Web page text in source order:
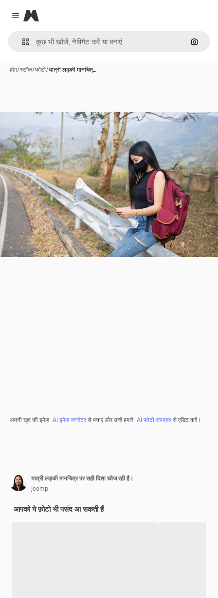
Close menu
Magnific
इमेज से
होम/स्टॉक/फोटो/यात्री लड़की मानचित्…
अपनी खुद की इमेज AI इमेज जनरेटरसे बनाएं और उन्हें हमारे AI फोटो संपादकसे एडिट करें।
यात्री लड़की मानचित्र पर सही दिशा खोज रही है।
jcomp
आपको ये फ़ोटो भी पसंद आ सकती हैं